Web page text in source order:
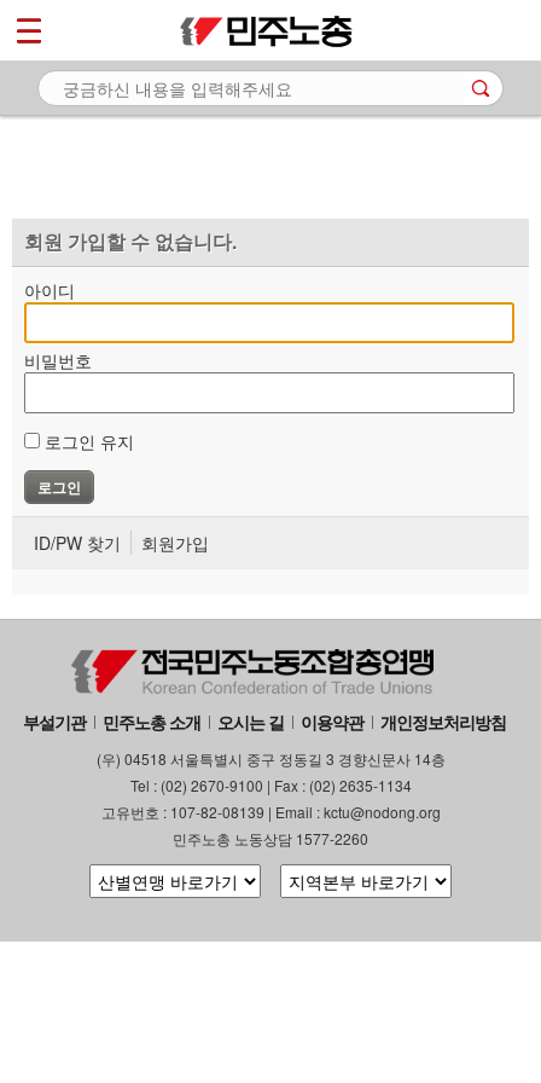
회원 가입할 수 없습니다.
아이디
비밀번호
로그인 유지
ID/PW 찾기 회원가입
부설기관 민주노총 소개 오시는 길 이용약관 개인정보처리방침
(우) 04518 서울특별시 중구 정동길 3 경향신문사 14층
Tel : (02) 2670-9100 | Fax : (02) 2635-1134
고유번호 : 107-82-08139 | Email : kctu@nodong.org
민주노총 노동상담 1577-2260
마이페이지
소개
자료
부설기관